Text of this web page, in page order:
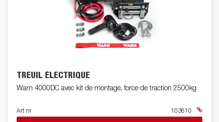
TREUIL ÉLECTRIQUE
Warn 4000DC avec kit de montage, force de traction 2500kg
Art nr 103610